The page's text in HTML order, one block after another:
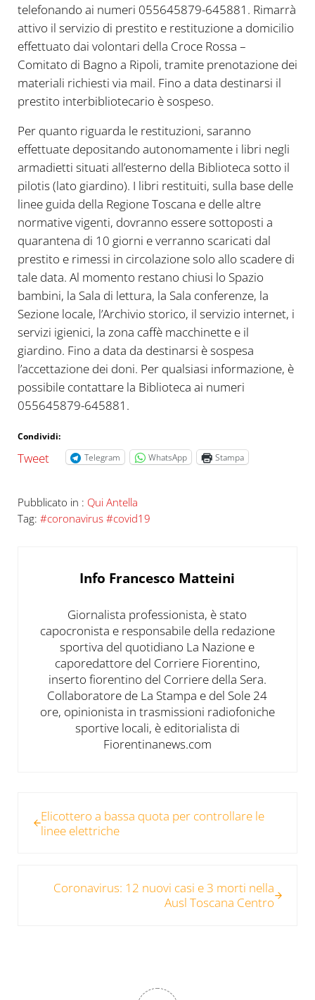
telefonando ai numeri 055645879-645881. Rimarrà
attivo il servizio di prestito e restituzione a domicilio
effettuato dai volontari della Croce Rossa –
Comitato di Bagno a Ripoli, tramite prenotazione dei
materiali richiesti via mail. Fino a data destinarsi il
prestito interbibliotecario è sospeso.
Per quanto riguarda le restituzioni, saranno
effettuate depositando autonomamente i libri negli
armadietti situati all’esterno della Biblioteca sotto il
pilotis (lato giardino). I libri restituiti, sulla base delle
linee guida della Regione Toscana e delle altre
normative vigenti, dovranno essere sottoposti a
quarantena di 10 giorni e verranno scaricati dal
prestito e rimessi in circolazione solo allo scadere di
tale data. Al momento restano chiusi lo Spazio
bambini, la Sala di lettura, la Sala conferenze, la
Sezione locale, l’Archivio storico, il servizio internet, i
servizi igienici, la zona caffè macchinette e il
giardino. Fino a data da destinarsi è sospesa
l’accettazione dei doni. Per qualsiasi informazione, è
possibile contattare la Biblioteca ai numeri
055645879-645881.
Condividi:
Tweet Telegram WhatsApp Stampa
Pubblicato in : Qui Antella
Tag: #coronavirus #covid19
Info Francesco Matteini
Giornalista professionista, è stato
capocronista e responsabile della redazione
sportiva del quotidiano La Nazione e
caporedattore del Corriere Fiorentino,
inserto fiorentino del Corriere della Sera.
Collaboratore de La Stampa e del Sole 24
ore, opinionista in trasmissioni radiofoniche
sportive locali, è editorialista di
Fiorentinanews.com
Elicottero a bassa quota per controllare le
linee elettriche
Coronavirus: 12 nuovi casi e 3 morti nella
Ausl Toscana Centro